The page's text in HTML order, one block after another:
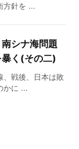
方針を ...
シナ海問題
く(その二)
、戦後、日本は敗
かに ...